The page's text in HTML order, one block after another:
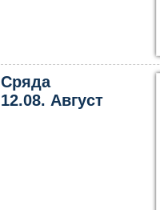
Сряда
12.08. Август